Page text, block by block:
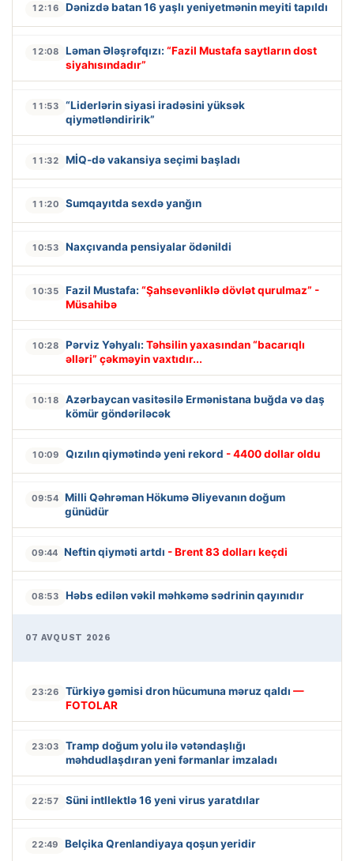
12:16 Dənizdə batan 16 yaşlı yeniyetmənin meyiti tapıldı
12:08 Ləman Ələşrəfqızı: “Fazil Mustafa saytların dost
siyahısındadır”
11:53
“Liderlərin siyasi iradəsini yüksək
qiymətləndiririk”
11:32 MİQ-də vakansiya seçimi başladı
11:20 Sumqayıtda sexdə yanğın
10:53 Naxçıvanda pensiyalar ödənildi
10:35 Fazil Mustafa: “Şahsevənliklə dövlət qurulmaz” -
Müsahibə
10:28 Pərviz Yəhyalı: Təhsilin yaxasından “bacarıqlı
əlləri” çəkməyin vaxtıdır...
10:18
Azərbaycan vasitəsilə Ermənistana buğda və daş
kömür göndəriləcək
10:09 Qızılın qiymətində yeni rekord - 4400 dollar oldu
09:54 Milli Qəhrəman Hökumə Əliyevanın doğum
günüdür
09:44 Neftin qiyməti artdı - Brent 83 dolları keçdi
08:53 Həbs edilən vəkil məhkəmə sədrinin qayınıdır
07 AVQUST 2026
23:26 Türkiyə gəmisi dron hücumuna məruz qaldı —
FOTOLAR
23:03
Tramp doğum yolu ilə vətəndaşlığı
məhdudlaşdıran yeni fərmanlar imzaladı
22:57 Süni intllektlə 16 yeni virus yaratdılar
22:49 Belçika Qrenlandiyaya qoşun yeridir